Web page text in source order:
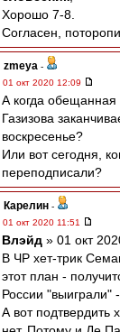
Хорошо 7-8.
Согласен,
zmeya -
01 окт 2020 12:09
А когда обещанная
Газизова
воскресенье?
Или вот сегодня,
переподписали?
Карелин -
01 окт 2020 11:51
Влэйд » 01 окт
В ЧР хет-трик
этот план -
России "выиграли"
А вот подтвердить